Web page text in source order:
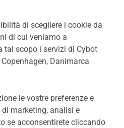
di scegliere i cookie da
di cui veniamo a
tal scopo i servizi di Cybot
Danimarca
le vostre preferenze e
marketing, analisi e
se acconsentirete cliccando